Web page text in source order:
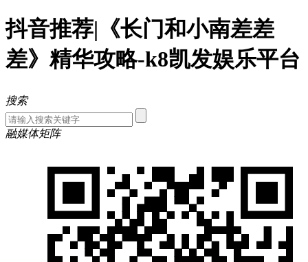
抖音推荐|《长门和小南差差
差》精华攻略-k8凯发娱乐平台
搜索
融媒体矩阵